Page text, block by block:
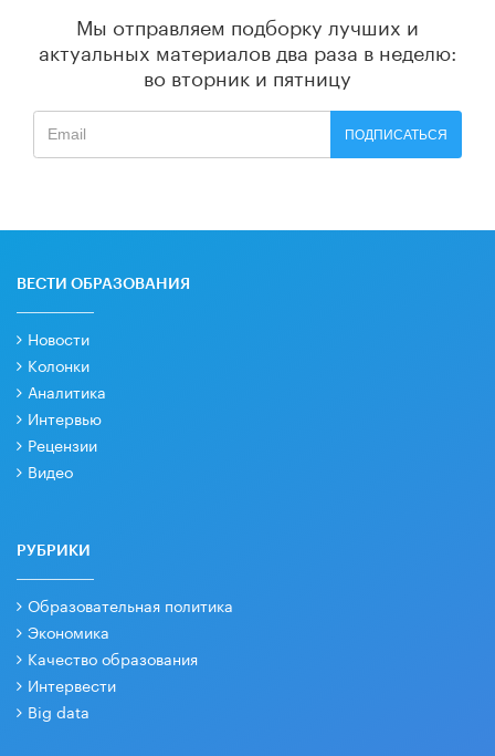
Мы отправляем подборку лучших и
актуальных материалов два раза в неделю:
во вторник и пятницу
ПОДПИСАТЬСЯ
ВЕСТИ ОБРАЗОВАНИЯ
Новости
Колонки
Аналитика
Интервью
Рецензии
Видео
РУБРИКИ
Образовательная политика
Экономика
Качество образования
Интервести
Big data